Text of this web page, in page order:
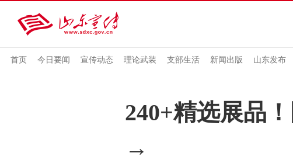
首页 今日要闻 宣传动态 理论武装 支部生活 新闻出版 山东发布
240+精选展品
→